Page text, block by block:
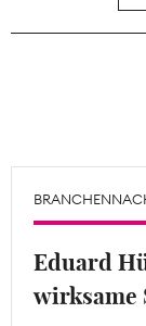
Eduard
wirksame